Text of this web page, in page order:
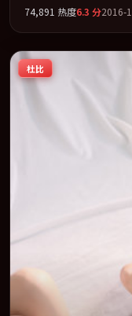
罪」类型为骨架，在叙
27 在内地院线及主流
适合喜欢强情节与人物
74,891 热度6.3 分2016-
杜比